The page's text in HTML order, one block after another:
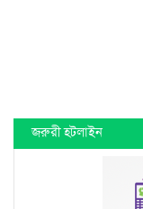
জরুরী হটলাইন